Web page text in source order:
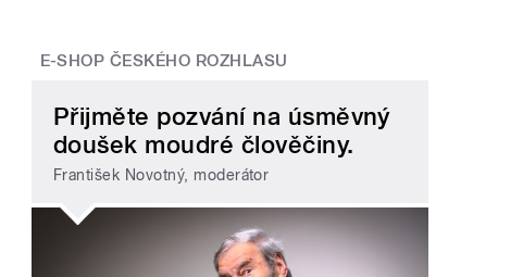
E-SHOP ČESKÉHO ROZHLASU
Přijměte pozvání na úsměvný
doušek moudré člověčiny.
František Novotný, moderátor